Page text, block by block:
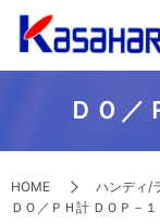
ＤＯ／
HOME ハンディ/
ＤＯ／ＰＨ計 ＤＯＰ－１